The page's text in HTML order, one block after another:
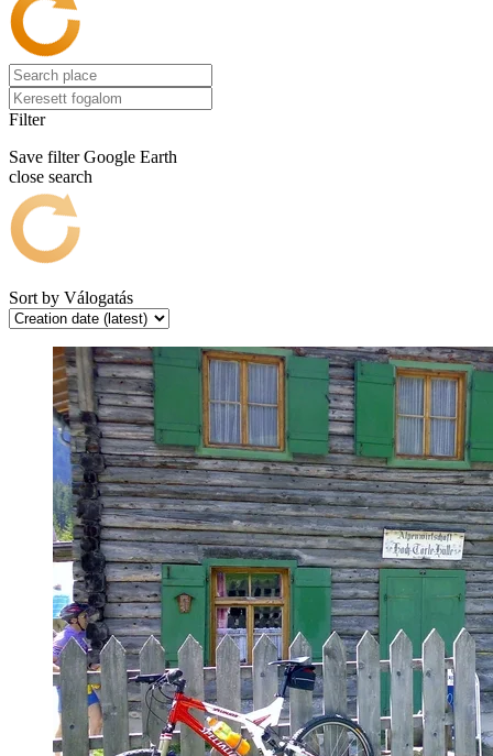
Filter
Save filter Google Earth
close search
Sort by Válogatás